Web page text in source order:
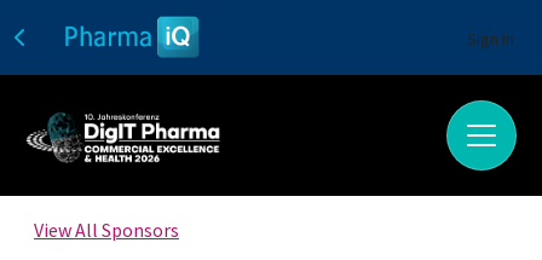
Sign In
View All Sponsors